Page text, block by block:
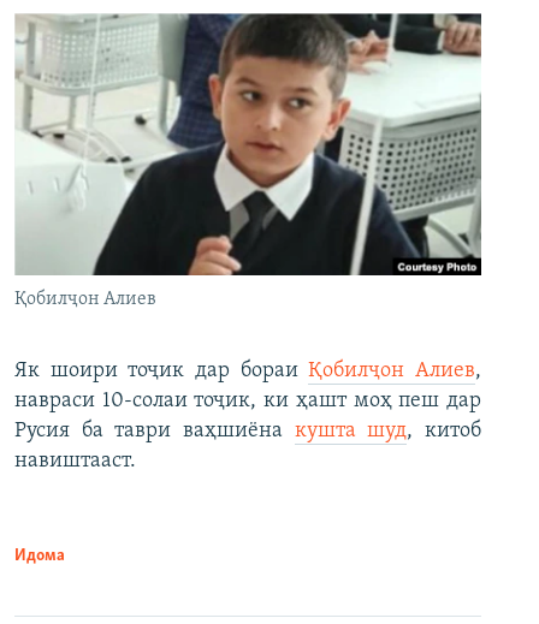
Қобилҷон Алиев
Як шоири тоҷик дар бораиҚобилҷон Алиев,
навраси 10-солаи тоҷик, ки ҳашт моҳ пеш дар
Русия ба таври ваҳшиёна кушта шуд, китоб
навиштааст.
Идома